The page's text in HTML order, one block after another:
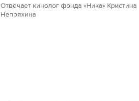
Отвечает кинолог фонда «Ника» Кристина
Непряхина